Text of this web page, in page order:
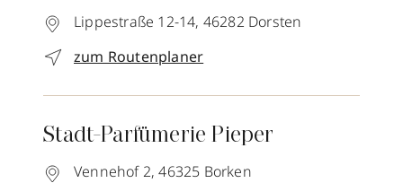
Lippestraße 12-14, 46282 Dorsten
zum Routenplaner
Stadt-Parfümerie Pieper
Vennehof 2, 46325 Borken